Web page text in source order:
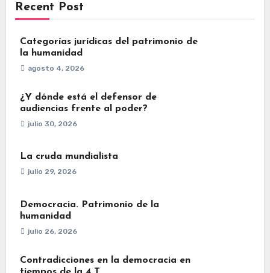
Recent Post
Categorías jurídicas del patrimonio de
la humanidad
agosto 4, 2026
¿Y dónde está el defensor de
audiencias frente al poder?
julio 30, 2026
La cruda mundialista
julio 29, 2026
Democracia. Patrimonio de la
humanidad
julio 26, 2026
Contradicciones en la democracia en